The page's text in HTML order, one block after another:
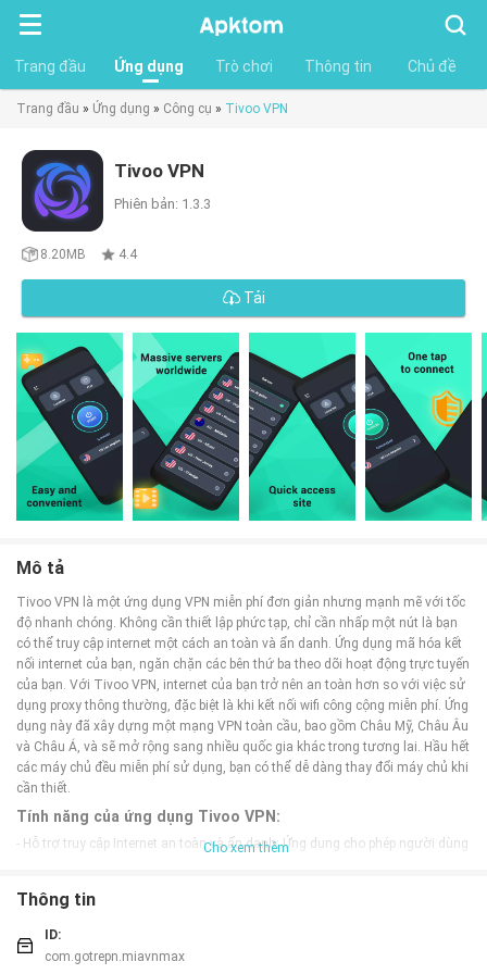
Tìm
kiếm
Trang đầu
Ứng dụng Trò chơi Thông tin Chủ đề
Trang đầu » Ứng dụng » Công cụ » Tivoo VPN
Tivoo VPN
Phiên bản: 1.3.3
8.20MB 4.4
Tải
Mô tả
Tivoo VPN là một ứng dụng VPN miễn phí đơn giản nhưng mạnh mẽ với tốc
độ nhanh chóng. Không cần thiết lập phức tạp, chỉ cần nhấp một nút là bạn
có thể truy cập internet một cách an toàn và ẩn danh. Ứng dụng mã hóa kết
nối internet của bạn, ngăn chặn các bên thứ ba theo dõi hoạt động trực tuyến
của bạn. Với Tivoo VPN, internet của bạn trở nên an toàn hơn so với việc sử
dụng proxy thông thường, đặc biệt là khi kết nối wifi công cộng miễn phí. Ứng
dụng này đã xây dựng một mạng VPN toàn cầu, bao gồm Châu Mỹ, Châu Âu
và Châu Á, và sẽ mở rộng sang nhiều quốc gia khác trong tương lai. Hầu hết
các máy chủ đều miễn phí sử dụng, bạn có thể dễ dàng thay đổi máy chủ khi
cần thiết.
Tính năng của ứng dụng Tivoo VPN:
- Hỗ trợ truy cập Internet an toàn và ẩn danh: Ứng dụng cho phép người dùng
- Mã hóa kết nối Internet: Tivoo VPN mã hóa kết nối Internet của người dùng
để các bên thứ ba không thể theo dõi hoạt động trực tuyến của họ, giúp đảm
bảo tính riêng tư và bảo mật.
- An toàn hơn proxy thông thường: Ứng dụng cung cấp một mức độ bảo mật
Cho xem thêm
Thông tin
ID:
com.gotrepn.miavnmax